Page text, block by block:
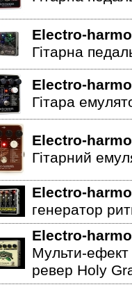
Electro-
Гітарна
Electro-
Гітара
Electro-
Гітарний
Electro-
генератор
Electro-
Мульти-ефект
ревер Holy